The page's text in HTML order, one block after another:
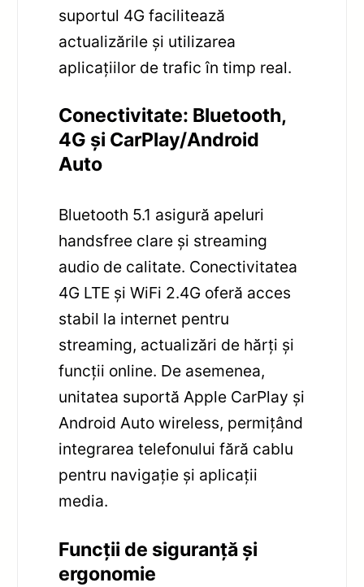
suportul 4G facilitează
actualizările și utilizarea
aplicațiilor de trafic în timp real.
Conectivitate: Bluetooth,
4G și CarPlay/Android
Auto
Bluetooth 5.1 asigură apeluri
handsfree clare și streaming
audio de calitate. Conectivitatea
4G LTE și WiFi 2.4G oferă acces
stabil la internet pentru
streaming, actualizări de hărți și
funcții online. De asemenea,
unitatea suportă Apple CarPlay și
Android Auto wireless, permițând
integrarea telefonului fără cablu
pentru navigație și aplicații
media.
Funcții de siguranță și
ergonomie